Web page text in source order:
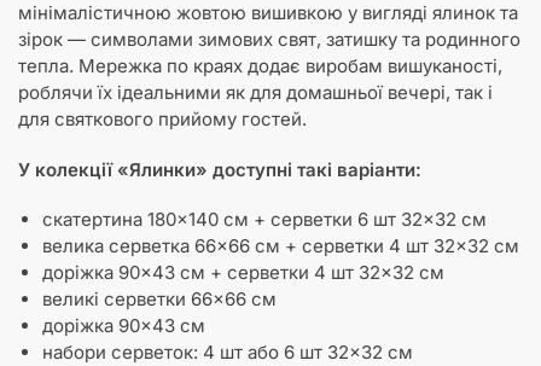
мінімалістичною жовтою вишивкою у вигляді ялинок та
зірок — символами зимових свят, затишку та родинного
тепла. Мережка по краях додає виробам вишуканості,
роблячи їх ідеальними як для домашньої вечері, так і
для святкового прийому гостей.
У колекції «Ялинки» доступні такі варіанти:
скатертина 180×140 см + серветки 6 шт 32×32 см
велика серветка 66×66 см + серветки 4 шт 32×32 см
доріжка 90×43 см + серветки 4 шт 32×32 см
великі серветки 66×66 см
доріжка 90×43 см
набори серветок: 4 шт або 6 шт 32×32 см